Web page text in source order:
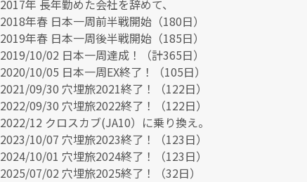
2017年 長年勤めた会社を辞めて、
2018年春 日本一周前半戦開始（180日）
2019年春 日本一周後半戦開始（185日）
2019/10/02 日本一周達成！（計365日）
2020/10/05 日本一周EX終了！（105日）
2021/09/30 穴埋旅2021終了！（122日）
2022/09/30 穴埋旅2022終了！（122日）
2022/12 クロスカブ(JA10）に乗り換え。
2023/10/07 穴埋旅2023終了！（123日）
2024/10/01 穴埋旅2024終了！（123日）
2025/07/02 穴埋旅2025終了！（32日）